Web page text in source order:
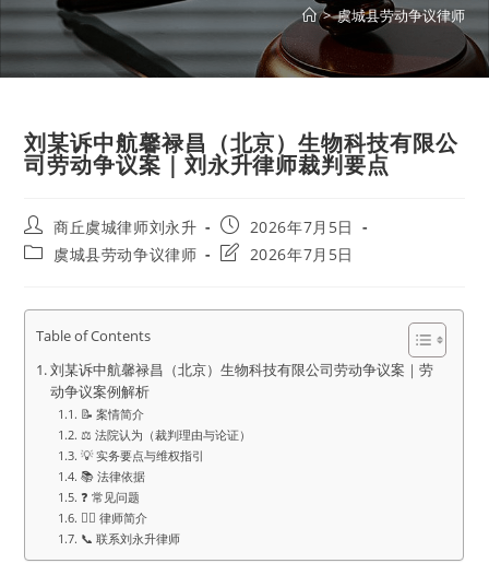
> 虞城县劳动争议律师
刘某诉中航馨禄昌（北京）生物科技有限公
司劳动争议案｜刘永升律师裁判要点
Post
author:
商丘虞城律师刘永升
Post
published:
2026年7月5日
Post虞城县劳动争议律师
Post2026年7月5日
Table of Contents
刘某诉中航馨禄昌（北京）生物科技有限公司劳动争议案｜劳
动争议案例解析
📝 案情简介
⚖️ 法院认为（裁判理由与论证）
💡 实务要点与维权指引
📚 法律依据
❓ 常见问题
👨‍⚖️ 律师简介
📞 联系刘永升律师